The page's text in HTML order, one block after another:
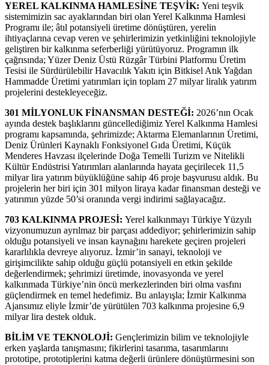
YEREL KALKINMA HAMLESİNE TEŞVİK: Yeni teşvik
sistemimizin sac ayaklarından biri olan Yerel Kalkınma Hamlesi
Programı ile; âtıl potansiyeli üretime dönüştüren, yerelin
ihtiyaçlarına cevap veren ve şehirlerimizin yetkinliğini teknolojiyle
geliştiren bir kalkınma seferberliği yürütüyoruz. Programın ilk
çağrısında; Yüzer Deniz Üstü Rüzgâr Türbini Platformu Üretim
Tesisi ile Sürdürülebilir Havacılık Yakıtı için Bitkisel Atık Yağdan
Hammadde Üretimi yatırımları için toplam 27 milyar liralık yatırım
projelerini destekleyeceğiz.
301 MİLYONLUK FİNANSMAN DESTEĞİ: 2026’nın Ocak
ayında destek başlıklarını güncellediğimiz Yerel Kalkınma Hamlesi
programı kapsamında, şehrimizde; Aktarma Elemanlarının Üretimi,
Deniz Ürünleri Kaynaklı Fonksiyonel Gıda Üretimi, Küçük
Menderes Havzası ilçelerinde Doğa Temelli Turizm ve Nitelikli
Kültür Endüstrisi Yatırımları alanlarında hayata geçirilecek 11,5
milyar lira yatırım büyüklüğüne sahip 46 proje başvurusu aldık. Bu
projelerin her biri için 301 milyon liraya kadar finansman desteği ve
yatırımın yüzde 50’si oranında vergi indirimi sağlayacağız.
703 KALKINMA PROJESİ: Yerel kalkınmayı Türkiye Yüzyılı
vizyonumuzun ayrılmaz bir parçası addediyor; şehirlerimizin sahip
olduğu potansiyeli ve insan kaynağını harekete geçiren projeleri
kararlılıkla devreye alıyoruz. İzmir’in sanayi, teknoloji ve
girişimcilikte sahip olduğu güçlü potansiyeli en etkin şekilde
değerlendirmek; şehrimizi üretimde, inovasyonda ve yerel
kalkınmada Türkiye’nin öncü merkezlerinden biri olma vasfını
güçlendirmek en temel hedefimiz. Bu anlayışla; İzmir Kalkınma
Ajansımız eliyle İzmir’de yürütülen 703 kalkınma projesine 6,9
milyar lira destek olduk.
BİLİM VE TEKNOLOJİ: Gençlerimizin bilim ve teknolojiyle
erken yaşlarda tanışmasını; fikirlerini tasarıma, tasarımlarını
prototipe, prototiplerini katma değerli ürünlere dönüştürmesini son